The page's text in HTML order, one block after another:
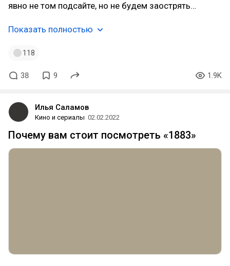
явно не том подсайте, но не будем заострять…
Показать полностью
118
38 9 1.9K
Илья Саламов
Кино и сериалы 02.02.2022
Почему вам стоит посмотреть «1883»